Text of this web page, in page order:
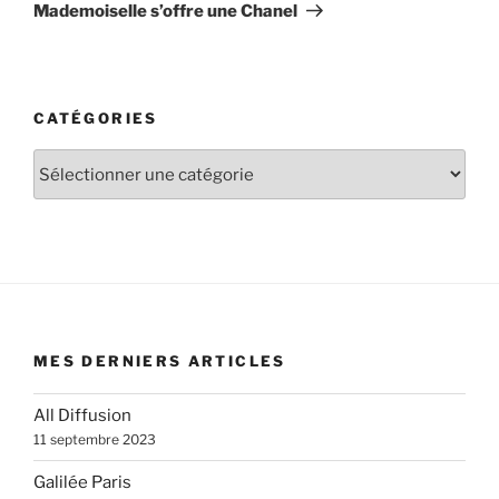
Mademoiselle s’offre une Chanel
CATÉGORIES
MES DERNIERS ARTICLES
All Diffusion
11 septembre 2023
Galilée Paris